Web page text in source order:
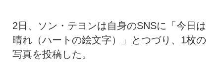
2日、ソン・テヨンは自身のSNSに「今日は
晴れ（ハートの絵文字）」とつづり、1枚の
写真を投稿した。